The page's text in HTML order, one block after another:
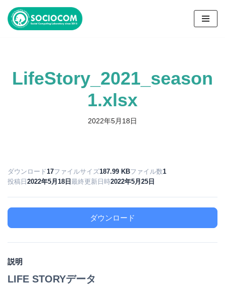
コ
へLifeStory_2021_season
1.xlsx
2022年5月18日
ダウンロード 17ファイルサイズ187.99 KBファイル数1
投稿日2022年5月18日最終更新日時2022年5月25日
ダウンロード
説明
LIFE STORYデータ